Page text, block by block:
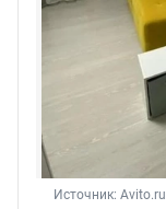
Источник: Avito.ru